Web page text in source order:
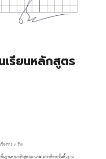
เรียนหลักสูตร